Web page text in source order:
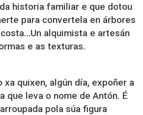
historia familiar e que dotou
para convertela en árbores
alquimista e artesán
e as texturas.
xa quixen, algún día, expoñer a
que leva o nome de Antón. É
pola súa figura